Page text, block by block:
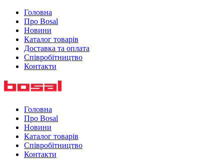
Головна
Про Bosal
Новини
Каталог товарів
Доставка та оплата
Співробітництво
Контакти
Головна
Про Bosal
Новини
Каталог товарів
Співробітництво
Контакти